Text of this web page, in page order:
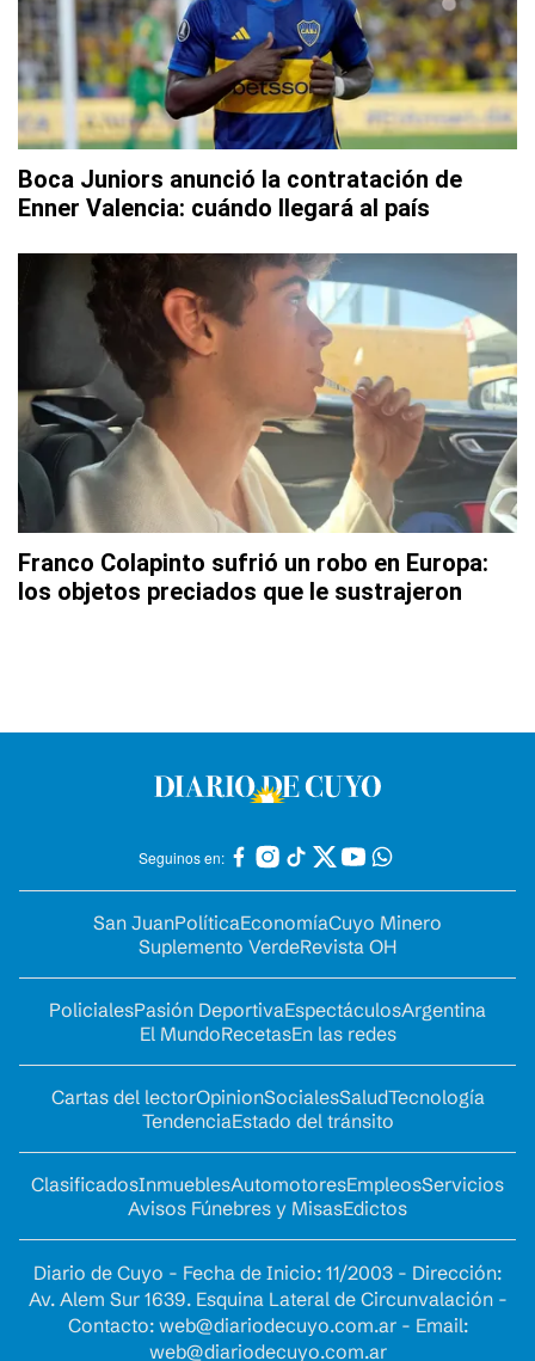
Boca Juniors anunció la contratación de
Enner Valencia: cuándo llegará al país
Franco Colapinto sufrió un robo en Europa:
los objetos preciados que le sustrajeron
Seguinos en:
San JuanPolíticaEconomíaCuyo Minero
Suplemento VerdeRevista OH
PolicialesPasión DeportivaEspectáculosArgentina
El MundoRecetasEn las redes
Cartas del lectorOpinionSocialesSaludTecnología
TendenciaEstado del tránsito
ClasificadosInmueblesAutomotoresEmpleosServicios
Avisos Fúnebres y MisasEdictos
Diario de Cuyo - Fecha de Inicio: 11/2003 - Dirección:
Av. Alem Sur 1639. Esquina Lateral de Circunvalación -
Contacto: web@diariodecuyo.com.ar- Email:
web@diariodecuyo.com.ar